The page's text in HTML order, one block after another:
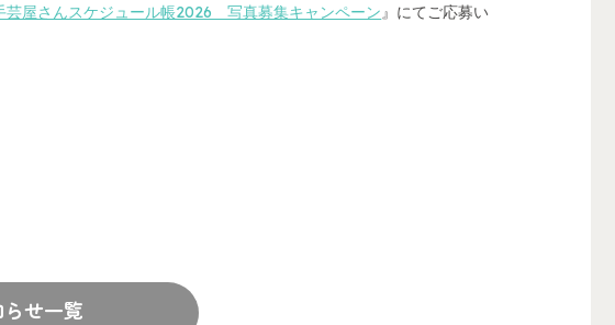
芸屋さんスケジュール帳2026 写真募集キャンペーン 』にてご応募い
らせ一覧